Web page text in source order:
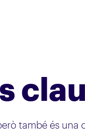
clau
també és una